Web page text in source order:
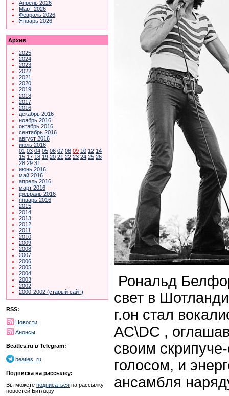
Апрель 2026
Март 2026
Февраль 2026
Январь 2026
Архив
2025
2024
2023
2022
2021
2020
2019
2018
2017
2016
декабрь 2016
ноябрь 2016
октябрь 2016
сентябрь 2016
август 2016
июль 2016
01 03 04 05 06 07 08 09 10 12 14
15 17 18 19 20 21 22 23 24 25 26
28 29 31
июнь 2016
май 2016
апрель 2016
март 2016
февраль 2016
январь 2016
2015
2014
2013
2012
2011
2010
2009
2008
2007
2006
2005
2004
2003
2002
2000-2002 (старый сайт)
RSS:
Новости
Анонсы
Beatles.ru в Telegram:
beatles_ru
Подписка на рассылку:
Вы можете подписаться на рассылку
новостей Битлз.ру
Рональд
свет в
г.он стал
AC\DC ,
своим
голосом, и
ансамбля